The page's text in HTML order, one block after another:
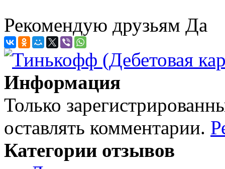
Рекомендую друзьям Да
Информация
Только
оставлять комментарии.
Категории отзывов